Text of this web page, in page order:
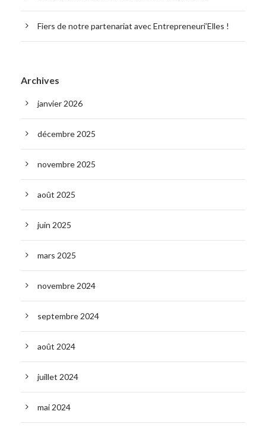
Fiers de notre partenariat avec Entrepreneuri’Elles !
Archives
janvier 2026
décembre 2025
novembre 2025
août 2025
juin 2025
mars 2025
novembre 2024
septembre 2024
août 2024
juillet 2024
mai 2024